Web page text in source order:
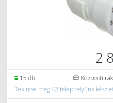
2
15 db. Központi
Tekintse meg 42 telephelyünk